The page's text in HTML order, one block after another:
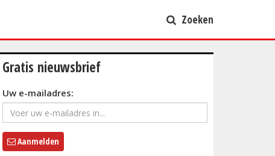
Zoeken
Gratis nieuwsbrief
Uw e-mailadres:
Aanmelden